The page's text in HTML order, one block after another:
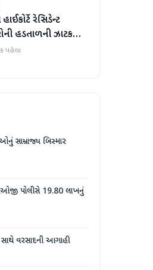
રેસિડેન્ટ
હડતાળની ઝાટકણી
કામ ન હોય તો પગાર
પહેલા
સામ્રાજ્ય બિસ્માર
પોલીસે 19.80 લાખનું
વરસાદની આગાહી